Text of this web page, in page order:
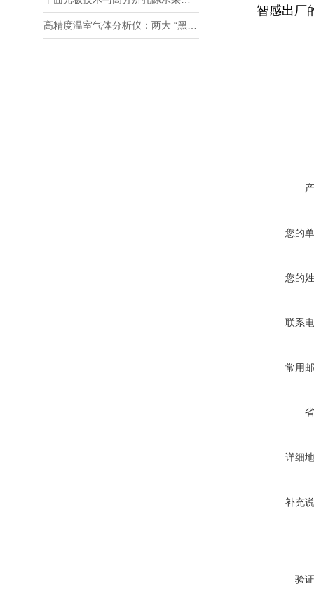
智感出厂
您的
您的
联系
常用
详细
补充
验